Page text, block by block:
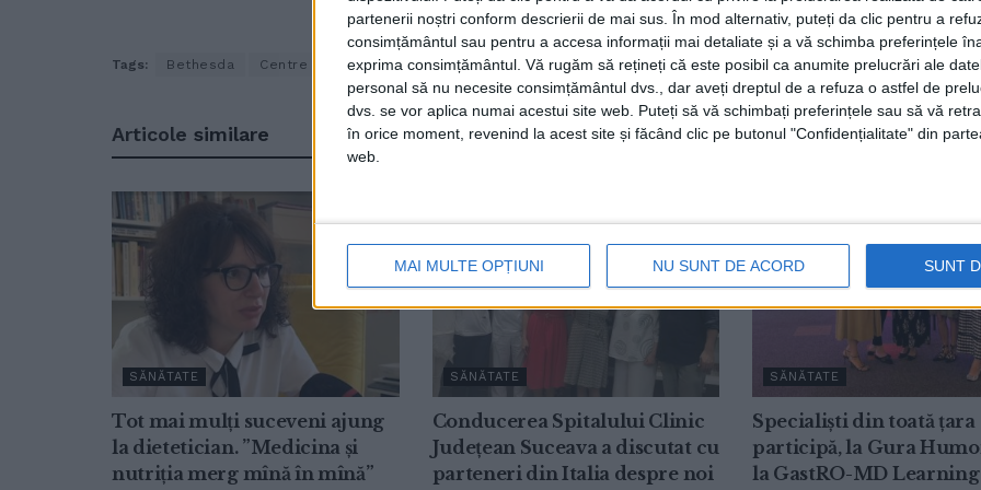
partenerii noștri conform descrierii de mai sus. În mod alternativ, puteți da clic pentru a
consimțământul sau pentru a accesa informații mai detaliate și a vă schimba preferințele
exprima consimțământul. Vă rugăm să rețineți că este posibil ca anumite prelucrări ale
personal să nu necesite consimțământul dvs., dar aveți dreptul de a refuza o astfel de
dvs. se vor aplica numai acestui site web. Puteți să vă schimbați preferințele sau să vă
în orice moment, revenind la acest site și făcând clic pe butonul "Confidențialitate" din
web.
MAI MULTE OPȚIUNI NU SUNT DE ACORD SUNT
Tags: Bethesda Centre de vaccinare Suceava ”Dorna Medical”
Articole similare
SĂNĂTATE
Tot mai mulți suceveni ajung
la dietetician. ”Medicina și
nutriția merg mînă în mînă”
SĂNĂTATE
Conducerea Spitalului Clinic
Județean Suceava a discutat cu
parteneri din Italia despre noi
SĂNĂTATE
Specialiști din toată țara
participă, la Gura
la GastRO-MD Learning